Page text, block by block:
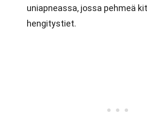
uniapneassa, jossa pehmeä
hengitystiet.